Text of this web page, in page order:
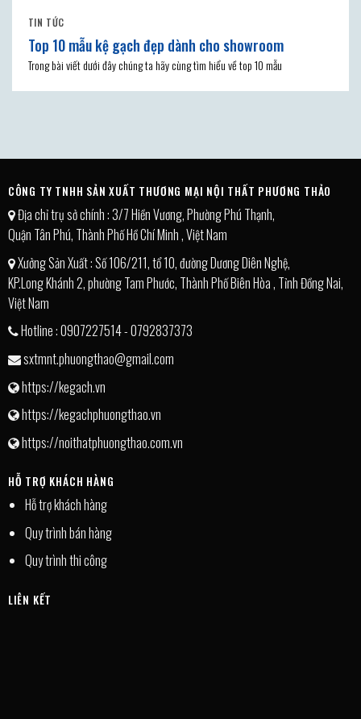
TIN TỨC
Top 10 mẫu kệ gạch đẹp dành cho showroom
Trong bài viết dưới đây chúng ta hãy cùng tìm hiểu về top 10 mẫu
CÔNG TY TNHH SẢN XUẤT THƯƠNG MẠI NỘI THẤT PHƯƠNG THẢO
Địa chỉ trụ sở chính : 3/7 Hiền Vương, Phường Phú Thạnh,
Quận Tân Phú, Thành Phố Hồ Chí Minh , Việt Nam
Xưởng Sản Xuất : Số 106/211, tổ 10, đường Dương Diên Nghệ,
KP.Long Khánh 2, phường Tam Phước, Thành Phố Biên Hòa , Tỉnh Đồng Nai,
Việt Nam
Hotline : 0907227514 - 0792837373
sxtmnt.phuongthao@gmail.com
https://kegach.vn
https://kegachphuongthao.vn
https://noithatphuongthao.com.vn
HỖ TRỢ KHÁCH HÀNG
Hỗ trợ khách hàng
Quy trình bán hàng
Quy trình thi công
LIÊN KẾT